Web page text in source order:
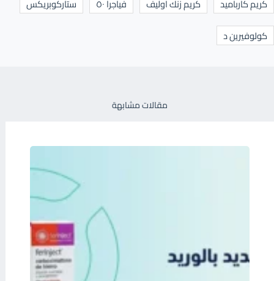
كريم كارباميد
كريم زنك اوليف فياجرا ٥٠
ستاركوبريكس
كولوفيرين د
مقالات مشابهة